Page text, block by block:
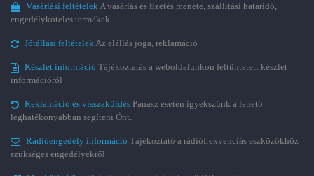
Vásárlási feltételekA vásárlás és fizetés menete, szállítási határidő,
engedélyköteles termékek
Jótállási feltételekAz elállás joga, reklamáció
Készlet információ Tájékoztatás a weboldalunkon feltüntetett készlet
információról
Reklamáció és visszaküldés Panasz esetén igyekszünk a lehető
leghatékonyabban segíteni Önt.
Rádióengedély információ Tájékoztató a rádiófrekvenciás eszközökhöz
szükséges engedélyekről